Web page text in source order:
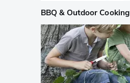
BBQ & Outdoor Cooking